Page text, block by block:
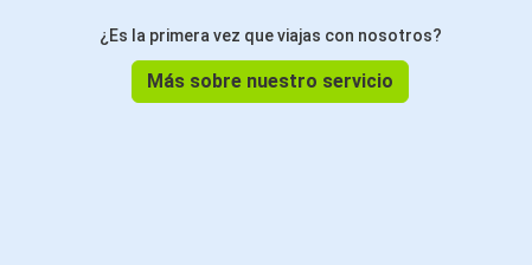
¿Es la primera vez que viajas con nosotros?
Más sobre nuestro servicio